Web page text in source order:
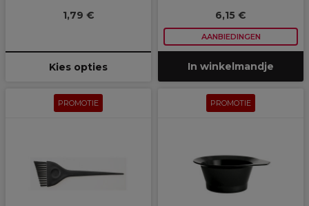
1,79 €
Kies opties
6,15 €
AANBIEDINGEN
In winkelmandje
PROMOTIE PROMOTIE